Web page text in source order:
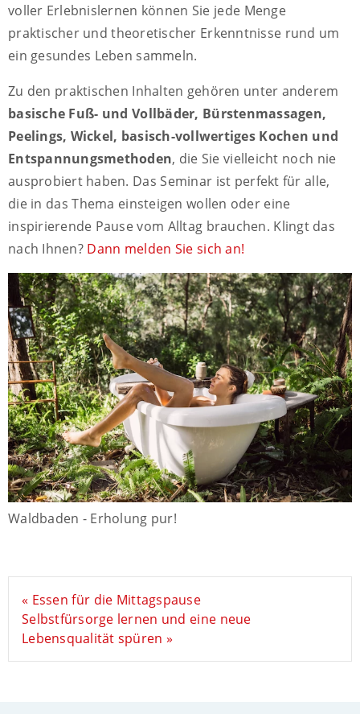
voller Erlebnislernen können Sie jede Menge
praktischer und theoretischer Erkenntnisse rund um
ein gesundes Leben sammeln.
Zu den praktischen Inhalten gehören unter anderem
basische Fuß- und Vollbäder, Bürstenmassagen,
Peelings, Wickel, basisch-vollwertiges Kochen und
Entspannungsmethoden, die Sie vielleicht noch nie
ausprobiert haben. Das Seminar ist perfekt für alle,
die in das Thema einsteigen wollen oder eine
inspirierende Pause vom Alltag brauchen. Klingt das
nach Ihnen? Dann melden Sie sich an!
Waldbaden - Erholung pur!
« Essen für die Mittagspause
Selbstfürsorge lernen und eine neue
Lebensqualität spüren »